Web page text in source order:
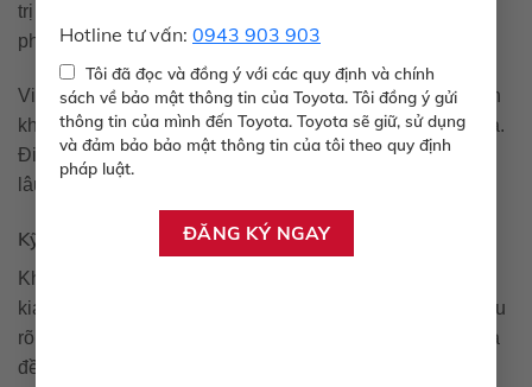
Hotline tư vấn: 0943 903 903
Tôi đã đọc và đồng ý với các quy định và chính
sách về bảo mật thông tin của Toyota. Tôi đồng ý gửi
thông tin của mình đến Toyota. Toyota sẽ giữ, sử dụng
và đảm bảo bảo mật thông tin của tôi theo quy định
pháp luật.
trị thị trường và tình trạng xe để có một mức giá ban đầu
phù hợp.
Việc xác định ngưỡng giá không chỉ giúp bạn có sự tự tin
khi thương lượng mà còn tạo sự tôn trọng đối với bên kia.
Điều này rất quan trọng trong việc xây dựng mối quan hệ
lâu dài trong các giao dịch sau này.
Kỹ năng thương lượng
Khi thương lượng, hãy lắng nghe và tạo cơ hội cho bên
kia trình bày quan điểm của họ. Điều này sẽ giúp bạn hiểu
rõ hơn về lý do họ đưa ra mức giá đó, từ đó có thể đưa ra
đề xuất hợp lý hơn.